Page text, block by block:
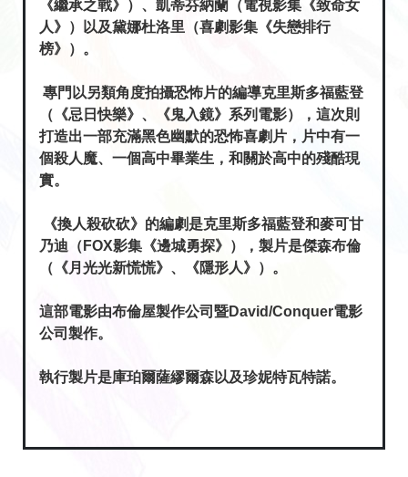
《繼承之戰》）、凱蒂芬納蘭（電視影集《致命女
人》）以及黛娜杜洛里（喜劇影集《失戀排行
榜》）。
專門以另類角度拍攝恐怖片的編導克里斯多福藍登
（《忌日快樂》、《鬼入鏡》系列電影），這次則
打造出一部充滿黑色幽默的恐怖喜劇片，片中有一
個殺人魔、一個高中畢業生，和關於高中的殘酷現
實。
《換人殺砍砍》的編劇是克里斯多福藍登和麥可甘
乃迪（FOX影集《邊城勇探》），製片是傑森布倫
（《月光光新慌慌》、《隱形人》）。
這部電影由布倫屋製作公司暨David/Conquer電影
公司製作。
執行製片是庫珀爾薩繆爾森以及珍妮特瓦特諾。